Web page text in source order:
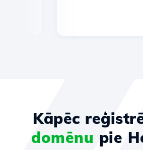
Kāpēc
domēnu pie